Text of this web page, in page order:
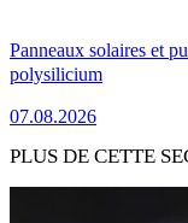
Panneaux solaires et
polysilicium
07.08.2026
PLUS DE CETTE